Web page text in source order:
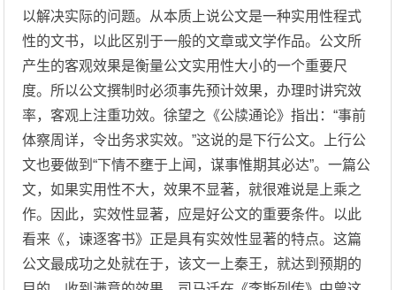
以解决实际的问题。从本质上说公文是一种实用性程式
性的文书，以此区别于一般的文章或文学作品。公文所
产生的客观效果是衡量公文实用性大小的一个重要尺
度。所以公文撰制时必须事先预计效果，办理时讲究效
率，客观上注重功效。徐望之《公牍通论》指出：“事前
体察周详，令出务求实效。”这说的是下行公文。上行公
文也要做到“下情不壅于上闻，谋事惟期其必达”。一篇公
文，如果实用性不大，效果不显著，就很难说是上乘之
作。因此，实效性显著，应是好公文的重要条件。以此
看来《，谏逐客书》正是具有实效性显著的特点。这篇
公文最成功之处就在于，该文一上秦王，就达到预期的